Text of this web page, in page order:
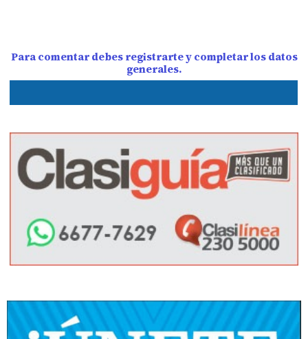
Para comentar debes registrarte y completar los datos
generales.